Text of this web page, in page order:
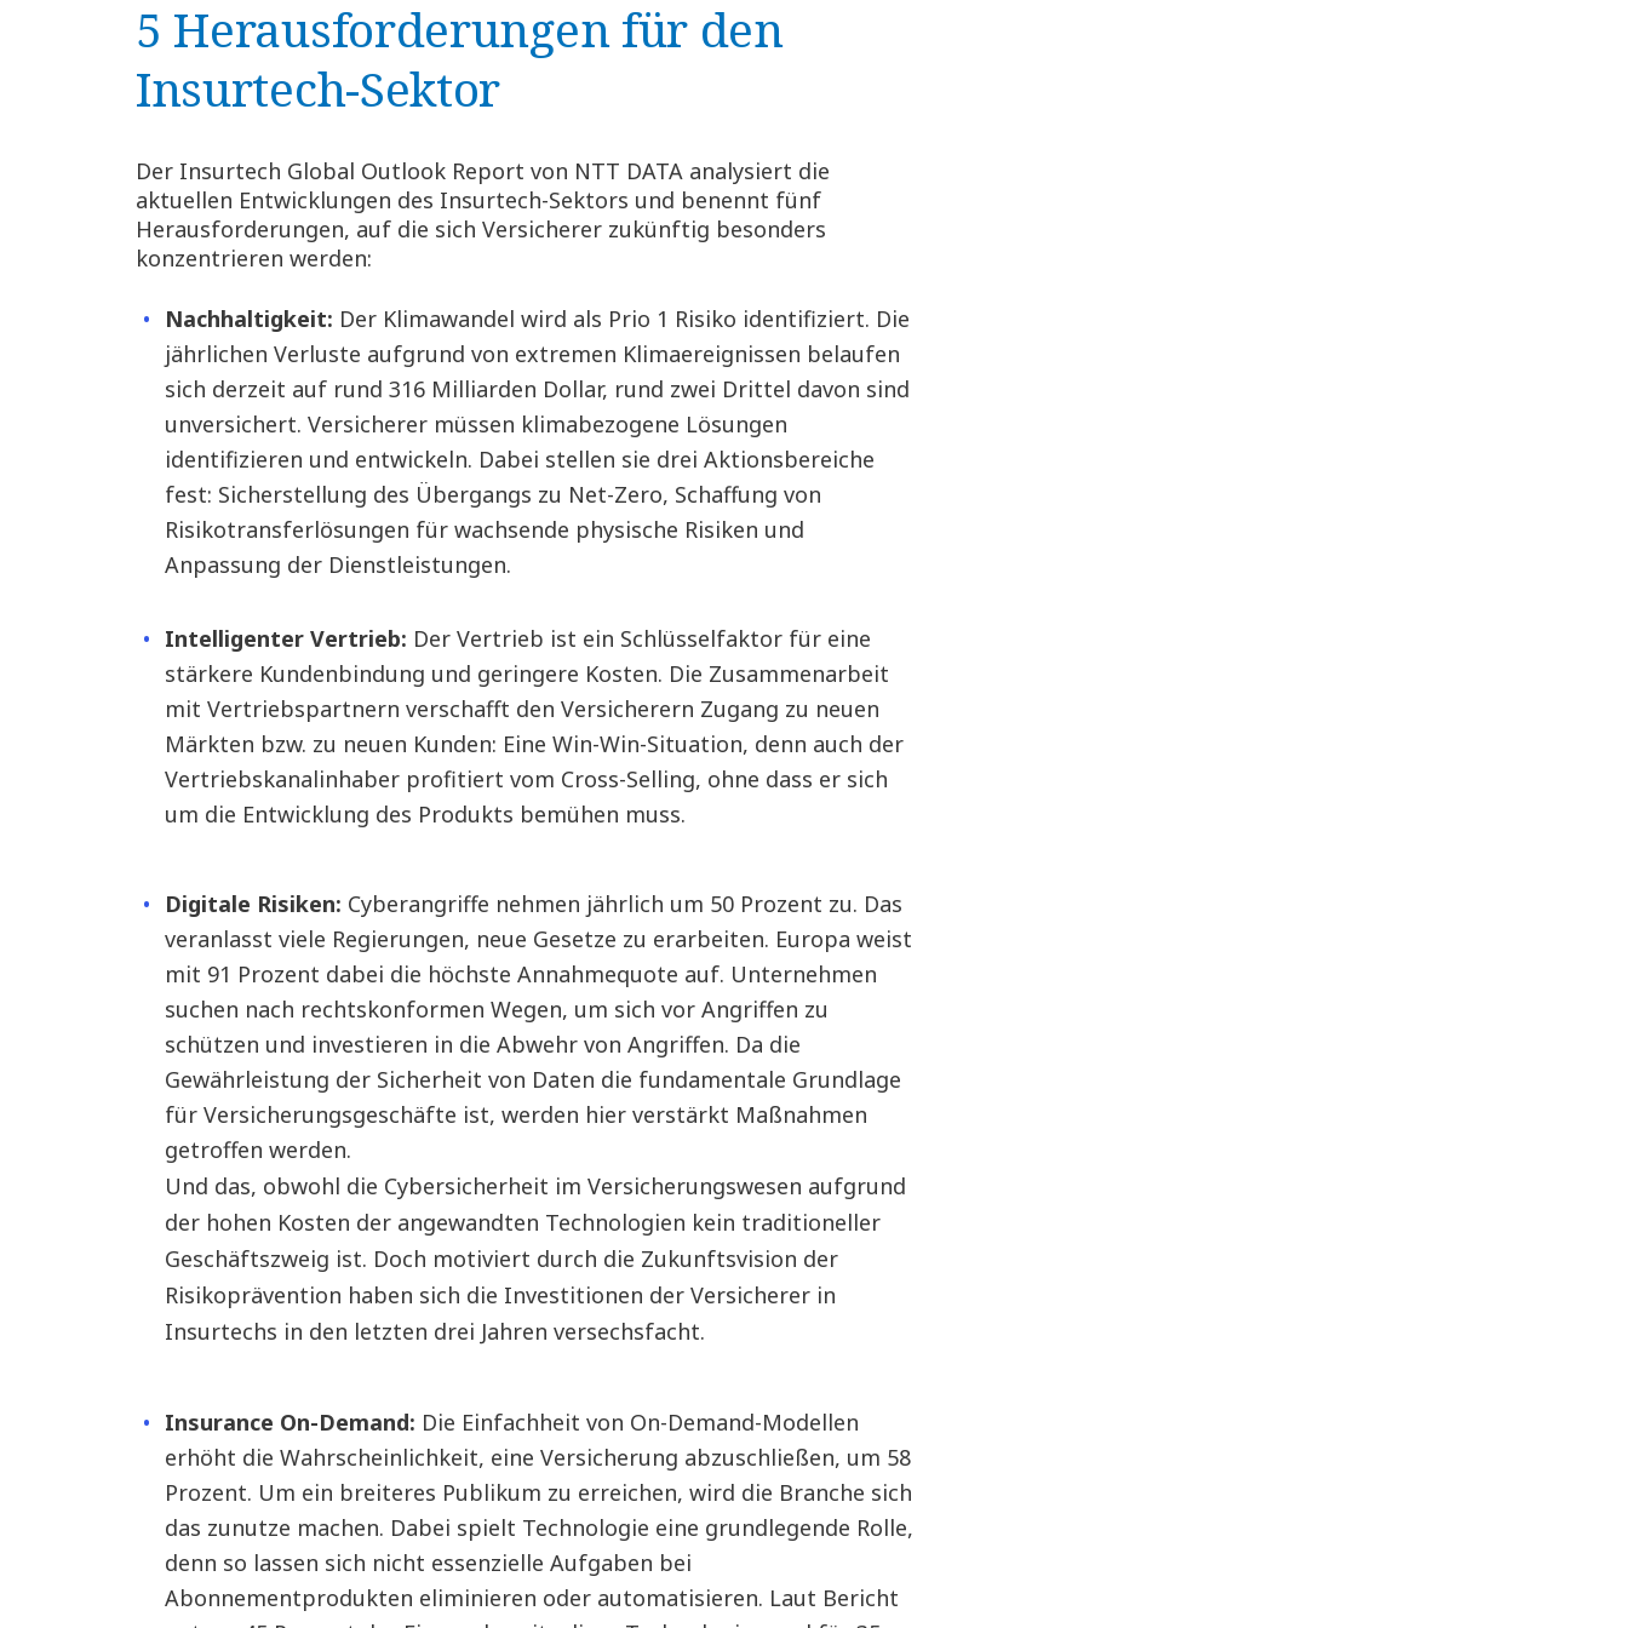
5 Herausforderungen für den
Insurtech-Sektor
Der Insurtech Global Outlook Report von NTT DATA analysiert die
aktuellen Entwicklungen des Insurtech-Sektors und benennt fünf
Herausforderungen, auf die sich Versicherer zukünftig besonders
konzentrieren werden:
Nachhaltigkeit: Der Klimawandel wird als Prio 1 Risiko identifiziert. Die
jährlichen Verluste aufgrund von extremen Klimaereignissen belaufen
sich derzeit auf rund 316 Milliarden Dollar, rund zwei Drittel davon sind
unversichert. Versicherer müssen klimabezogene Lösungen
identifizieren und entwickeln. Dabei stellen sie drei Aktionsbereiche
fest: Sicherstellung des Übergangs zu Net-Zero, Schaffung von
Risikotransferlösungen für wachsende physische Risiken und
Anpassung der Dienstleistungen.
Intelligenter Vertrieb: Der Vertrieb ist ein Schlüsselfaktor für eine
stärkere Kundenbindung und geringere Kosten. Die Zusammenarbeit
mit Vertriebspartnern verschafft den Versicherern Zugang zu neuen
Märkten bzw. zu neuen Kunden: Eine Win-Win-Situation, denn auch der
Vertriebskanalinhaber profitiert vom Cross-Selling, ohne dass er sich
um die Entwicklung des Produkts bemühen muss.
Digitale Risiken: Cyberangriffe nehmen jährlich um 50 Prozent zu. Das
veranlasst viele Regierungen, neue Gesetze zu erarbeiten. Europa weist
mit 91 Prozent dabei die höchste Annahmequote auf. Unternehmen
suchen nach rechtskonformen Wegen, um sich vor Angriffen zu
schützen und investieren in die Abwehr von Angriffen. Da die
Gewährleistung der Sicherheit von Daten die fundamentale Grundlage
für Versicherungsgeschäfte ist, werden hier verstärkt Maßnahmen
getroffen werden.
Und das, obwohl die Cybersicherheit im Versicherungswesen aufgrund
der hohen Kosten der angewandten Technologien kein traditioneller
Geschäftszweig ist. Doch motiviert durch die Zukunftsvision der
Risikoprävention haben sich die Investitionen der Versicherer in
Insurtechs in den letzten drei Jahren versechsfacht.
Insurance On-Demand: Die Einfachheit von On-Demand-Modellen
erhöht die Wahrscheinlichkeit, eine Versicherung abzuschließen, um 58
Prozent. Um ein breiteres Publikum zu erreichen, wird die Branche sich
das zunutze machen. Dabei spielt Technologie eine grundlegende Rolle,
denn so lassen sich nicht essenzielle Aufgaben bei
Abonnementprodukten eliminieren oder automatisieren. Laut Bericht